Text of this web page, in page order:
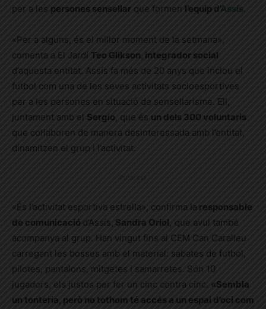
per a les persones sensellar que formen l’equip d’Assís.
«Per a alguns, és el millor moment de la setmana»,
comenta a El Jardí Teo Glikson, integrador social
d’aquesta entitat. Assís fa més de 20 anys que inclou el
futbol com una de les seves activitats socioesportives
per a les persones en situació de sensellarisme. Ell,
juntament amb el Sergio , que és un dels 300 voluntaris
que col·laboren de manera desinteressada amb l’entitat,
dinamitzen el grup i l’activitat.
Publicitat
«És l’activitat esportiva estrella», confirma la responsable
de comunicació d’Assís, Sandra Oriol, que avui també
acompanya al grup. Han vingut fins al CEM Can Caralleu
carregant les bosses amb el material: sabates de futbol,
pilotes, pantalons, mitgetes i samarretes. Són 10
jugadors, els justos per fer un cinc contra cinc. «Sembla
un tonteria, però no tothom té accés a un espai d’oci com